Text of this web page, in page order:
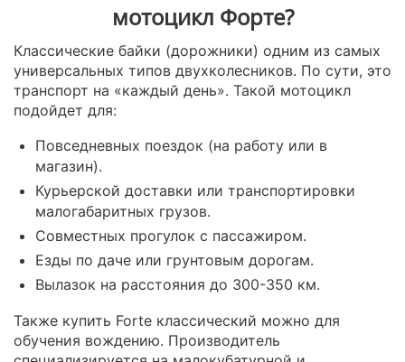
мотоцикл Форте?
Классические байки (дорожники) одним из самых
универсальных типов двухколесников. По сути, это
транспорт на «каждый день». Такой мотоцикл
подойдет для:
Повседневных поездок (на работу или в
магазин).
Курьерской доставки или транспортировки
малогабаритных грузов.
Совместных прогулок с пассажиром.
Езды по даче или грунтовым дорогам.
Вылазок на расстояния до 300-350 км.
Также купить Forte классический можно для
обучения вождению. Производитель